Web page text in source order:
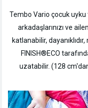
Tembo Vario çocuk
arkadaşlarınızı ve
katlanabilir,
FINISH®ECO
uzatabilir. (128